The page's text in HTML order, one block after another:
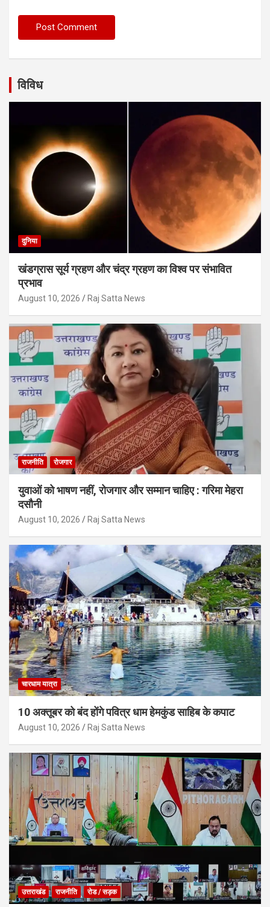
विविध
दुनिया
खंडग्रास सूर्य ग्रहण और चंद्र ग्रहण का विश्व पर संभावित
प्रभाव
August 10, 2026 Raj Satta News
राजनीति रोजगार
युवाओं को भाषण नहीं, रोजगार और सम्मान चाहिए : गरिमा मेहरा
दसौनी
August 10, 2026 Raj Satta News
चारधाम यात्रा
10 अक्तूबर को बंद होंगे पवित्र धाम हेमकुंड साहिब के कपाट
August 10, 2026 Raj Satta News
उत्तराखंड राजनीति रोड / सड़क